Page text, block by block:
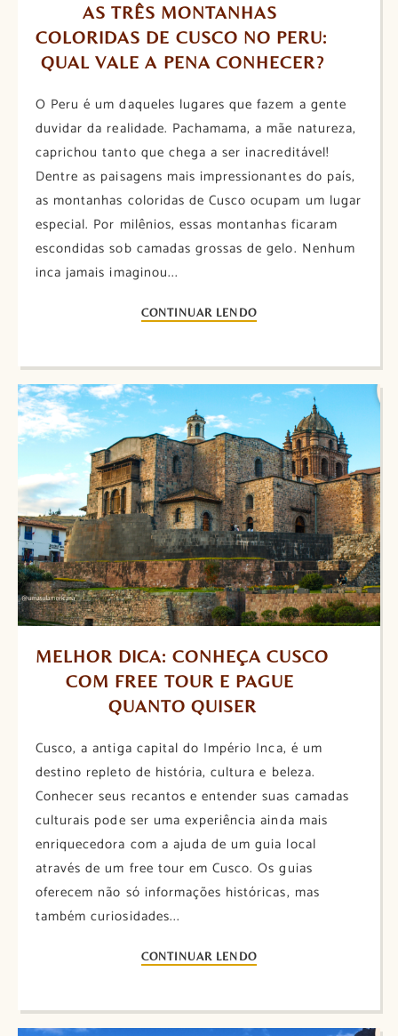
AS TRÊS MONTANHAS
COLORIDAS DE CUSCO NO PERU:
QUAL VALE A PENA CONHECER?
O Peru é um daqueles lugares que fazem a gente
duvidar da realidade. Pachamama, a mãe natureza,
caprichou tanto que chega a ser inacreditável!
Dentre as paisagens mais impressionantes do país,
as montanhas coloridas de Cusco ocupam um lugar
especial. Por milênios, essas montanhas ficaram
escondidas sob camadas grossas de gelo. Nenhum
inca jamais imaginou...
CONTINUAR LENDO
MELHOR DICA: CONHEÇA CUSCO
COM FREE TOUR E PAGUE
QUANTO QUISER
Cusco, a antiga capital do Império Inca, é um
destino repleto de história, cultura e beleza.
Conhecer seus recantos e entender suas camadas
culturais pode ser uma experiência ainda mais
enriquecedora com a ajuda de um guia local
através de um free tour em Cusco. Os guias
oferecem não só informações históricas, mas
também curiosidades...
CONTINUAR LENDO